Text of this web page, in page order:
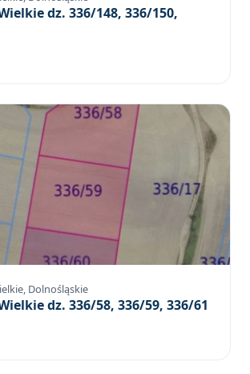
dz. 336/148, 336/150,
Dolnośląskie
dz. 336/58, 336/59, 336/61